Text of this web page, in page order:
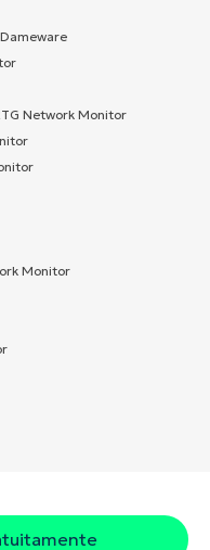
Network Monitor
Monitor